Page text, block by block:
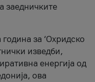
заедничките
за ‘Охридско
изведби,
енергија од
ова